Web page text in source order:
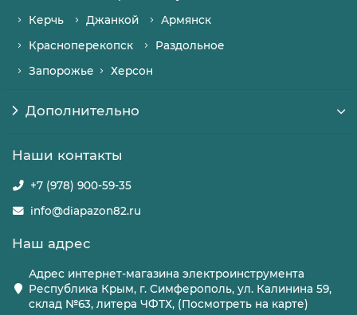
Керчь
Джанкой
Армянск
Красноперекопск
Раздольное
Запорожье
Херсон
Дополнительно
Наши контакты
+7 (978) 900-59-35
info@diapazon82.ru
Наш адрес
Адрес интернет-магазина электроинструмента
Республика Крым, г. Симферополь, ул. Калинина 59,
склад №63, литера ЧФТХ, (Посмотреть на карте)